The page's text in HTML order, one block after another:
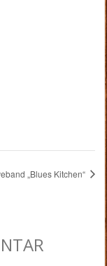
„Blues Kitchen“